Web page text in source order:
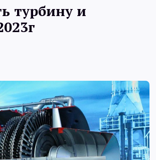
Статьи
Обзоры
Интервью
турбину и